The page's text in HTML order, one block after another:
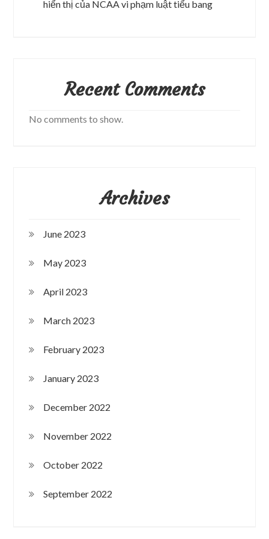
hiển thị của NCAA vi phạm luật tiểu bang
Recent Comments
No comments to show.
Archives
June 2023
May 2023
April 2023
March 2023
February 2023
January 2023
December 2022
November 2022
October 2022
September 2022